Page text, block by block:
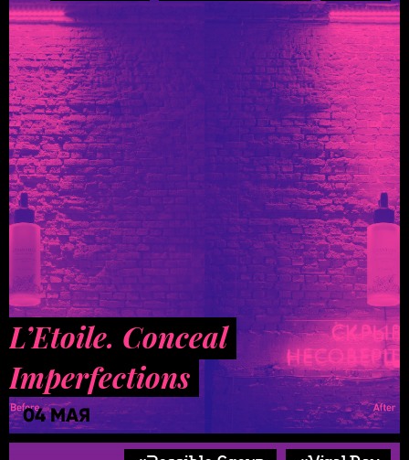
L’Etoile. Conceal
Imperfections
04 МАЯ